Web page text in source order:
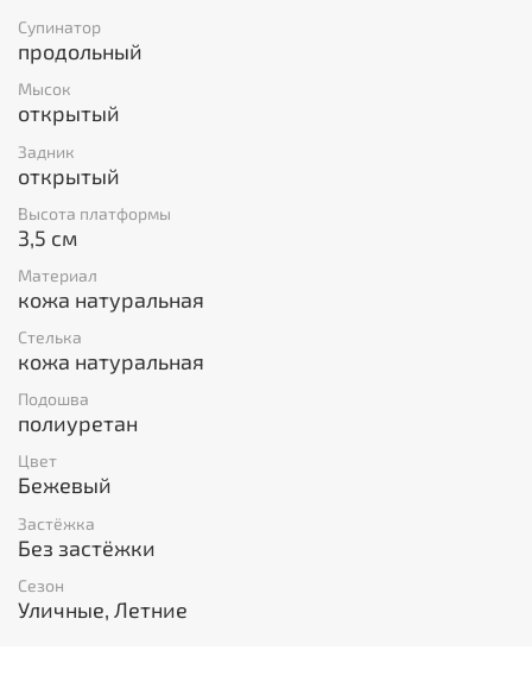
Супинатор
продольный
Мысок
открытый
Задник
открытый
Высота платформы
3,5 см
Материал
кожа натуральная
Стелька
кожа натуральная
Подошва
полиуретан
Цвет
Бежевый
Застёжка
Без застёжки
Сезон
Уличные, Летние